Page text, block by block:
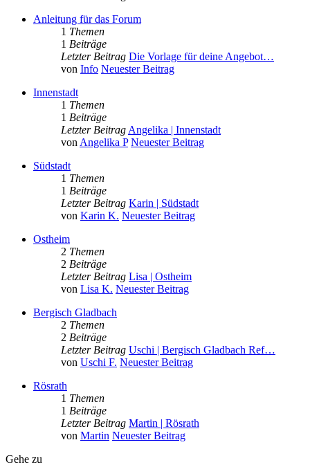
Anleitung für das Forum
1 Themen
1 Beiträge
Letzter Beitrag Die Vorlage für deine Angebot…
von Info Neuester Beitrag
Innenstadt
1 Themen
1 Beiträge
Letzter Beitrag Angelika | Innenstadt
von Angelika P Neuester Beitrag
Südstadt
1 Themen
1 Beiträge
Letzter Beitrag Karin | Südstadt
von Karin K. Neuester Beitrag
Ostheim
2 Themen
2 Beiträge
Letzter Beitrag Lisa | Ostheim
von Lisa K. Neuester Beitrag
Bergisch Gladbach
2 Themen
2 Beiträge
Letzter Beitrag Uschi | Bergisch Gladbach Ref…
von Uschi F. Neuester Beitrag
Rösrath
1 Themen
1 Beiträge
Letzter Beitrag Martin | Rösrath
von Martin Neuester Beitrag
Gehe zu